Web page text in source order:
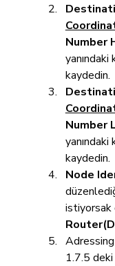
Number
kaydedin.
Number
kaydedin.
Node
istiyorsak
1.7.5 deki